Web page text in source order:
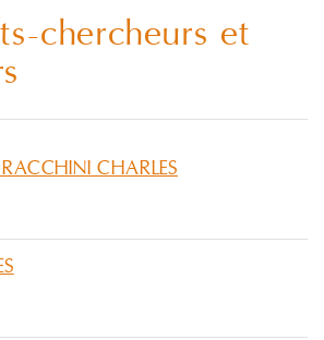
chercheurs et
CHARLES